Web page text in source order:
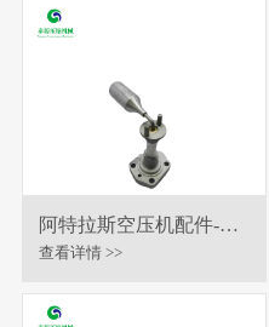
阿特拉斯空压机配件-油
位计
查看详情 >>